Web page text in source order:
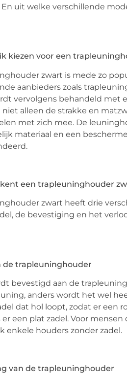
uit welke verschillende
kiezen voor een
zwart is mede zo
aanbieders zoals
vervolgens behandeld met
niet alleen de strakke en
met zich mee. De
materiaal en een
een trapleuninghouder
zwart heeft drie
de bevestiging en het
de trapleuninghouder
bevestigd aan de
anders wordt het wel
dat hol loopt, zodat er een
een plat zadel. Voor
enkele houders zonder zadel.
van de trapleuninghouder